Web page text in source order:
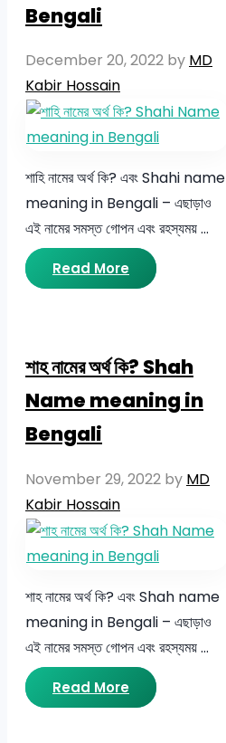
Bengali
December 20, 2022 by MD
Kabir Hossain
শাহি নামের অর্থ কি? এবং Shahi name
meaning in Bengali – এছাড়াও
এই নামের সমস্ত গোপন এবং রহস্যময় …
Read More
শাহ নামের অর্থ কি? Shah
Name meaning in
Bengali
November 29, 2022 by MD
Kabir Hossain
শাহ নামের অর্থ কি? এবং Shah name
meaning in Bengali – এছাড়াও
এই নামের সমস্ত গোপন এবং রহস্যময় …
Read More